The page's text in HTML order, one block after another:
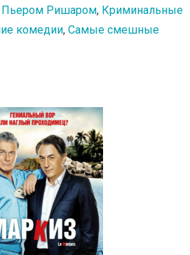
Пьером Ришаром, Криминальные
комедии, Самые смешные